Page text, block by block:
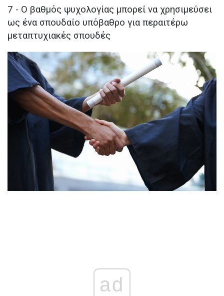
7 - Ο βαθμός ψυχολογίας μπορεί να χρησιμεύσει
ως ένα σπουδαίο υπόβαθρο για περαιτέρω
μεταπτυχιακές σπουδές
ad